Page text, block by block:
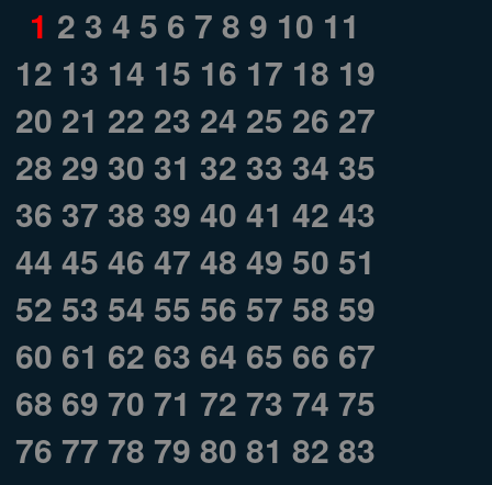
1 2 3 4 5 6 7 8 9 10 11
12 13 14 15 16 17 18 19
20 21 22 23 24 25 26 27
28 29 30 31 32 33 34 35
36 37 38 39 40 41 42 43
44 45 46 47 48 49 50 51
52 53 54 55 56 57 58 59
60 61 62 63 64 65 66 67
68 69 70 71 72 73 74 75
76 77 78 79 80 81 82 83